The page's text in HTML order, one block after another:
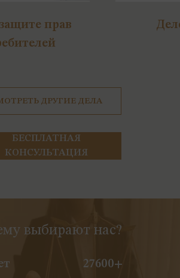
прав
БЕСПЛАТНАЯ
КОНСУЛЬТАЦИЯ
ДРУГИЕ ДЕЛА
27600+
выбирают нас?